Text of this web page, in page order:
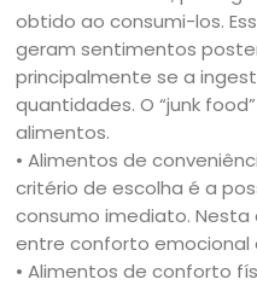
obtido ao consumi-los.
geram sentimentos
principalmente se a
quantidades. O “junk
alimentos.
• Alimentos de
critério de escolha é a
consumo imediato.
entre conforto emocional
• Alimentos de conforto